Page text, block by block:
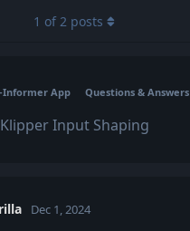
Informer App Questions & Answers
Klipper Input Shaping
1 of2 posts
Dec 1, 2024